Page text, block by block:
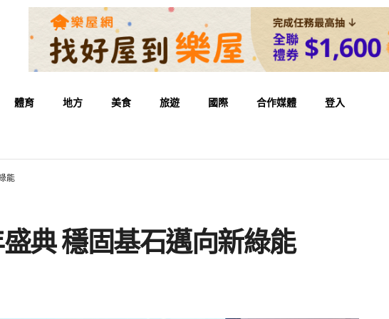
體育 地方 美食 旅遊 國際 合作媒體 登入
能
典 穩固基石邁向新綠能